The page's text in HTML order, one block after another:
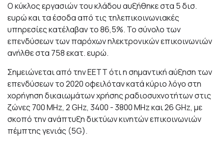
Ο κύκλος εργασιών του κλάδου αυξήθηκε στα 5 δισ.
ευρώ και τα έσοδα από τις τηλεπικοινωνιακές
υπηρεσίες κατέλαβαν το 86,5%. Το σύνολο των
επενδύσεων των παρόχων ηλεκτρονικών επικοινωνιών
ανήλθε στα 758 εκατ. ευρώ.
Σημειώνεται από την ΕΕΤΤ ότι η σημαντική αύξηση των
επενδύσεων το 2020 οφειλόταν κατά κύριο λόγο στη
χορήγηση δικαιωμάτων χρήσης ραδιοσυχνοτήτων στις
ζώνες 700 MHz, 2 GHz, 3400 - 3800 MHz και 26 GHz, με
σκοπό την ανάπτυξη δικτύων κινητών επικοινωνιών
πέμπτης γενιάς (5G).